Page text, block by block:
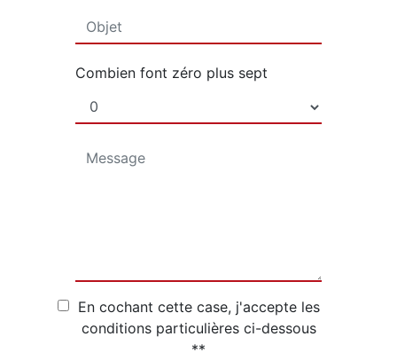
Combien font zéro plus sept
En cochant cette case, j'accepte les
conditions particulières ci-dessous
**